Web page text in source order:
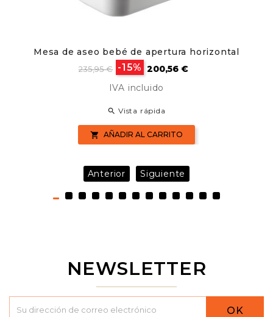
Mesa de aseo bebé de apertura horizontal
Precio
235,95 € -15% Precio
200,56 €
IVA incluido
 Vista rápida
 AÑADIR AL CARRITO
Anterior Siguiente
NEWSLETTER
OK